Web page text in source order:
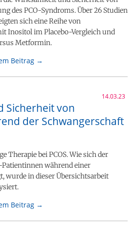
des PCO-Syndroms. Über 26 Studien
sich eine Reihe von
Inositol im Placebo-Vergleich und
Metformin.
Beitrag →
14.03.23
Sicherheit von
der Schwangerschaft
Therapie bei PCOS. Wie sich der
Patientinnen während einer
wurde in dieser Übersichtsarbeit
Beitrag →